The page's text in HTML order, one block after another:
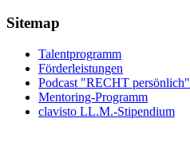
Sitemap
Talentprogramm
Förderleistungen
Podcast "RECHT persönlich"
Mentoring-Programm
clavisto LL.M.-Stipendium